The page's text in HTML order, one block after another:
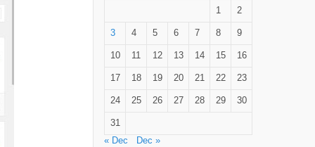
1 2
3 4 5 6 7 8 9
10 11 12 13 14 15 16
17 18 19 20 21 22 23
24 25 26 27 28 29 30
31
« Dec
Dec »